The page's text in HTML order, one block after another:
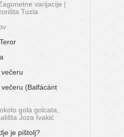
varijacije |
Tuzla
(Balfácánt
gola golcata,
Joza Ivakić
je pištolj?